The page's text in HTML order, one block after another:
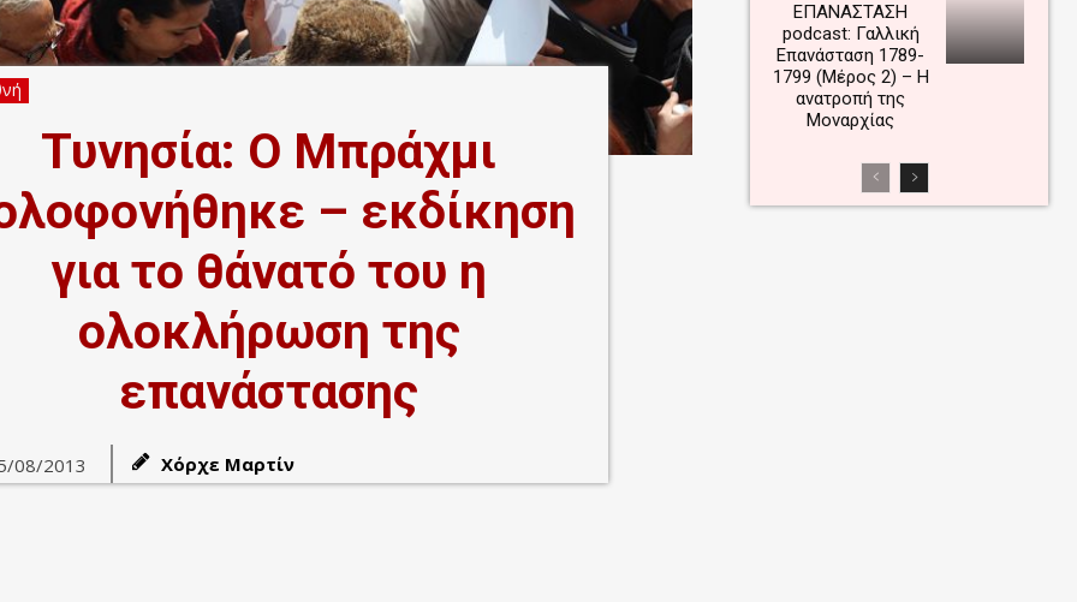
Τυνησία: Ο Μπράχμι
– εκδίκηση
για το θάνατό του η
ολοκλήρωση της
επανάστασης
08/2013 Χόρχε Μαρτίν
ΕΠΑΝΑΣΤΑΣΗ
podcast: Γαλλική
Επανάσταση 1789-
1799 (Μέρος 2) – Η
ανατροπή της
Μοναρχίας